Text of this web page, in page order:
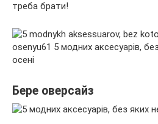
треба брати!
Бере оверсайз